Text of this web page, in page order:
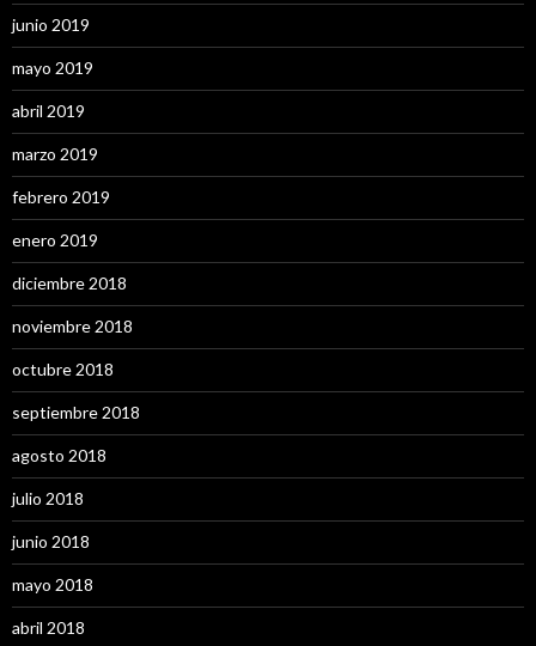
junio 2019
mayo 2019
abril 2019
marzo 2019
febrero 2019
enero 2019
diciembre 2018
noviembre 2018
octubre 2018
septiembre 2018
agosto 2018
julio 2018
junio 2018
mayo 2018
abril 2018